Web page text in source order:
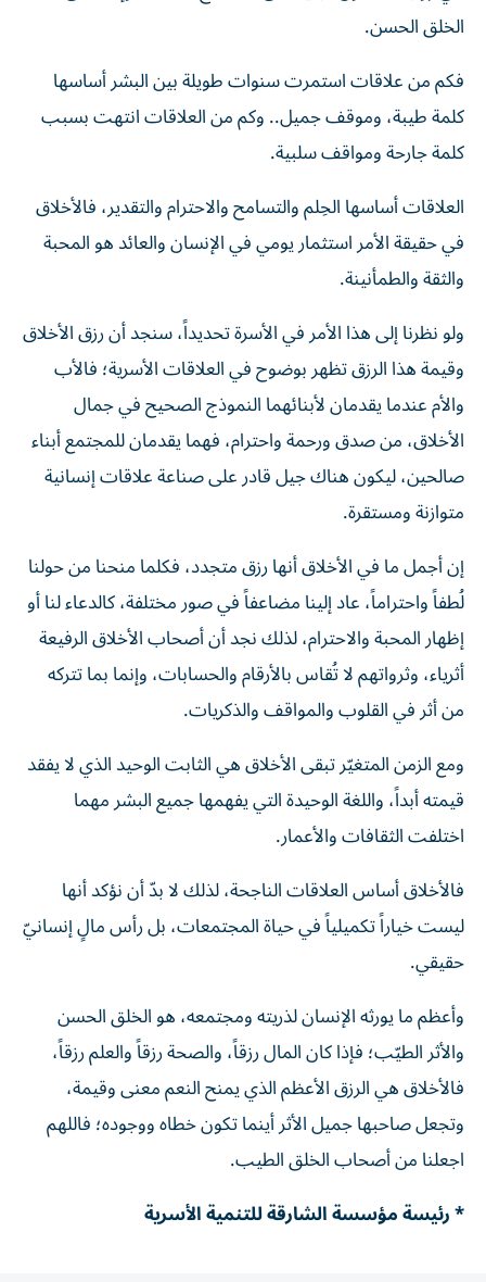
الخلق الحسن.
فكم من علاقات استمرت سنوات طويلة بين البشر أساسها
كلمة طيبة، وموقف جميل.. وكم من العلاقات انتهت بسبب
كلمة جارحة ومواقف سلبية.
العلاقات أساسها الحِلم والتسامح والاحترام والتقدير، فالأخلاق
في حقيقة الأمر استثمار يومي في الإنسان والعائد هو المحبة
والثقة والطمأنينة.
ولو نظرنا إلى هذا الأمر في الأسرة تحديداً، سنجد أن رزق الأخلاق
وقيمة هذا الرزق تظهر بوضوح في العلاقات الأسرية؛ فالأب
والأم عندما يقدمان لأبنائهما النموذج الصحيح في جمال
الأخلاق، من صدق ورحمة واحترام، فهما يقدمان للمجتمع أبناء
صالحين، ليكون هناك جيل قادر على صناعة علاقات إنسانية
متوازنة ومستقرة.
إن أجمل ما في الأخلاق أنها رزق متجدد، فكلما منحنا من حولنا
لُطفاً واحتراماً، عاد إلينا مضاعفاً في صور مختلفة، كالدعاء لنا أو
إظهار المحبة والاحترام، لذلك نجد أن أصحاب الأخلاق الرفيعة
أثرياء، وثرواتهم لا تُقاس بالأرقام والحسابات، وإنما بما تتركه
من أثر في القلوب والمواقف والذكريات.
ومع الزمن المتغيّر تبقى الأخلاق هي الثابت الوحيد الذي لا يفقد
قيمته أبداً، واللغة الوحيدة التي يفهمها جميع البشر مهما
اختلفت الثقافات والأعمار.
فالأخلاق أساس العلاقات الناجحة، لذلك لا بدّ أن نؤكد أنها
ليست خياراً تكميلياً في حياة المجتمعات، بل رأس مالٍ إنسانيّ
حقيقي.
وأعظم ما يورثه الإنسان لذريته ومجتمعه، هو الخلق الحسن
والأثر الطيّب؛ فإذا كان المال رزقاً، والصحة رزقاً والعلم رزقاً،
فالأخلاق هي الرزق الأعظم الذي يمنح النعم معنى وقيمة،
وتجعل صاحبها جميل الأثر أينما تكون خطاه ووجوده؛ فاللهم
اجعلنا من أصحاب الخلق الطيب.
* رئيسة مؤسسة الشارقة للتنمية الأسرية